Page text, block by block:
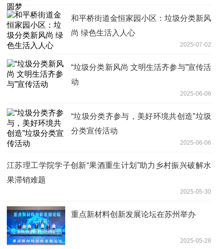
和平桥街道金恒家园小区：垃圾分类新风
尚 绿色生活入人心
2025-07-02
“垃圾分类新风尚 文明生活齐参与”宣传活
动
2025-06-06
“垃圾分类齐参与，美好环境共创造”垃圾
分类宣传活动
2025-06-06
江苏理工学院学子创新“果酒重生计划”助力乡村振兴破解水
果滞销难题
2025-05-30
重点新材料创新发展论坛在苏州举办
2025-05-28